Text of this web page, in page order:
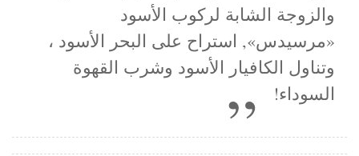
والزوجة الشابة لركوب الأسود
«مرسيدس», استراح على البحر الأسود ،
وتناول الكافيار الأسود وشرب القهوة
السوداء!